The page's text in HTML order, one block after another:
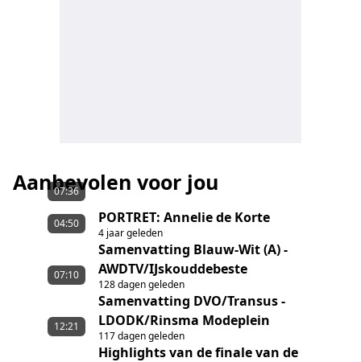
Aanbevolen voor jou
07:36
PORTRET: Annelie de Korte
4 jaar geleden
04:50
Samenvatting Blauw-Wit (A) -
AWDTV/IJskouddebeste
128 dagen geleden
07:10
Samenvatting DVO/Transus -
LDODK/Rinsma Modeplein
117 dagen geleden
12:21
Highlights van de finale van de